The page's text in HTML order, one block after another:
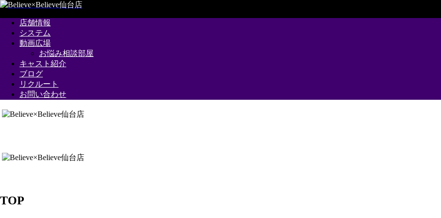
店舗情報
システム
動画広場
お悩み相談部屋
キャスト紹介
ブログ
リクルート
お問い合わせ
TOP